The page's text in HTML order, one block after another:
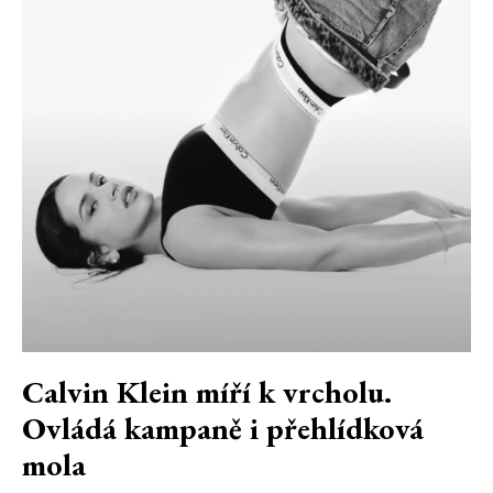
Calvin Klein míří k vrcholu.
Ovládá kampaně i přehlídková
mola